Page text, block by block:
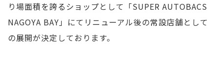
り場面積を誇るショップとして「SUPER AUTOBACS
NAGOYA BAY」にてリニューアル後の常設店舗として
の展開が決定しております。